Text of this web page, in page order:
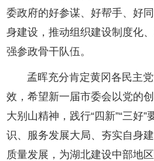
委政府的好参谋、好帮手、好
身建设，推动组织建设制度化
强参政骨干队伍。
孟晖充分肯定黄冈各民主
效，希望新一届市委会以党的
大别山精神，践行“四新”“三好
识、服务发展大局、夯实自身
质量发展，为湖北建设中部地